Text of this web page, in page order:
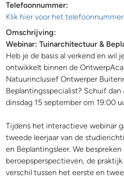
Telefoonnummer:
Klik hier voor het telefoonnummer
Omschrijving:
Webinar: Tuinarchitectuur &
Heb je de basis al verkend en wil
ontwikkelt binnen de
Natuurinclusief Ontwerper
Beplantingsspecialist? Schuif
dinsdag 15 september om 19:00
Tijdens het interactieve webinar
tweede leerjaar van de
en Beplantingsleer. We bespreken
beroepsperspectieven, de
verschil tussen het eerste en